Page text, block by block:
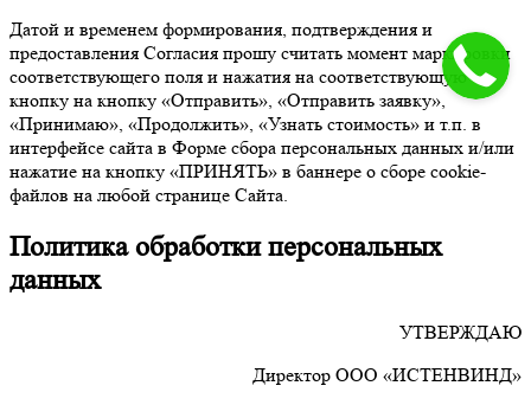
Датой и временем формирования, подтверждения и
предоставления Согласия прошу считать момент маркировки
соответствующего поля и нажатия на соответствующую
кнопку на кнопку «Отправить», «Отправить заявку»,
«Принимаю», «Продолжить», «Узнать стоимость» и т.п. в
интерфейсе сайта в Форме сбора персональных данных и/или
нажатие на кнопку «ПРИНЯТЬ» в баннере о сборе cookie-
файлов на любой странице Сайта.
Политика обработки персональных
данных
УТВЕРЖДАЮ
Директор ООО «ИСТЕНВИНД»